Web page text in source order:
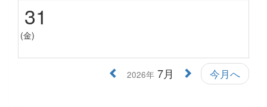
31
(金)
2026年 7月 今月へ